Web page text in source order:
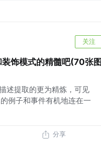
关注
饰模式的精髓吧(70张图
述提取的更为精炼，可见
例子和事件有机地连在一
分享